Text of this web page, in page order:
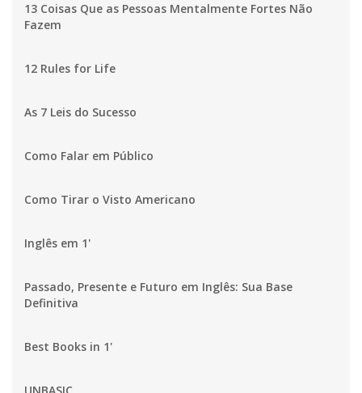
13 Coisas Que as Pessoas Mentalmente Fortes Não
Fazem
12 Rules for Life
As 7 Leis do Sucesso
Como Falar em Público
Como Tirar o Visto Americano
Inglês em 1'
Passado, Presente e Futuro em Inglês: Sua Base
Definitiva
Best Books in 1'